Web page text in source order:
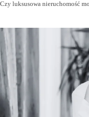
Czy luksusowa nieruchomość